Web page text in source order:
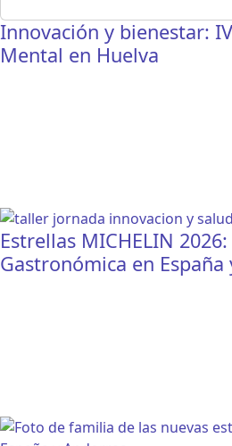
Innovación y bienestar:
Mental en Huelva
Estrellas MICHELIN
Gastronómica en